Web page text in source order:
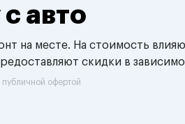
авто
на месте. На стоимость
скидки в
публичной офертой